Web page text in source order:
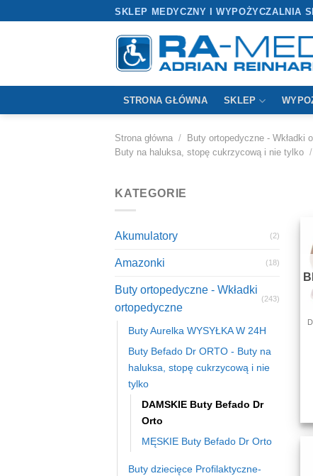
SKLEP MEDYCZNY I WYPOŻYCZALNIA
STRONA GŁÓWNA SKLEP
Strona główna / Buty ortopedyczne - Wkładki
Buty na haluksa, stopę cukrzycową i nie tylko /
KATEGORIE
Akumulatory (2)
Amazonki (18)
Buty ortopedyczne - Wkładki
ortopedyczne
(243)
Buty Aurelka WYSYŁKA W 24H
Buty Befado Dr ORTO - Buty na
haluksa, stopę cukrzycową i nie
tylko
DAMSKIE Buty Befado Dr
Orto
MĘSKIE Buty Befado Dr Orto
Buty dziecięce Profilaktyczne-